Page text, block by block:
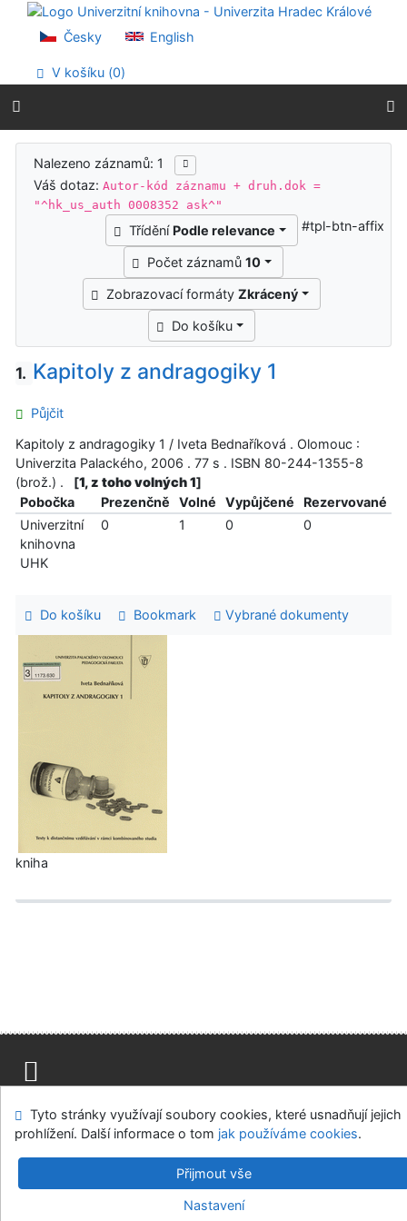
Přejít na obsah
Přejít na menu
Prohlášení o webové přístupnosti
Česky English
V košíku (0)
Výsledky vyhledávání
Nalezeno záznamů: 1
Váš dotaz:Autor-kód záznamu + druh.dok =
"^hk_us_auth 0008352 ask^"
Třídění Podle relevance
Počet záznamů 10
Zobrazovací formáty Zkrácený
Do košíku
#tpl-btn-affix
1. Kapitoly z andragogiky 1
Půjčit
Kapitoly z andragogiky 1 / Iveta Bednaříková . Olomouc :
Univerzita Palackého, 2006 . 77 s . ISBN 80-244-1355-8
(brož.) .
[1, z toho volných 1]
Pobočka
Prezenčně Volné Vypůjčené
Rezervované
Univerzitní
knihovna
UHK
0 1 0 0
Do košíku Bookmark Vybrané dokumenty
kniha
Modul OpenSearch
Napište nám Nastavení cookies
Univerzitní knihovna - Univerzita Hradec Králové
v.4.8.63a - Cosmotron Bohemia, s.r.o.
Tyto stránky využívají soubory cookies, které usnadňují jejich
prohlížení. Další informace o tom jak používáme cookies.
Přijmout vše
Nastavení